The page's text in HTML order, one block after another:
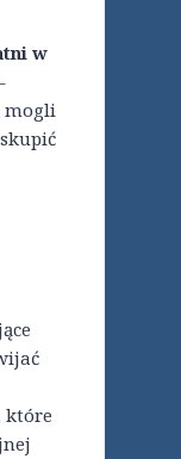
w
mogli
które